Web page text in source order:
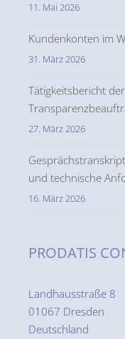
11. Mai 2026
Kundenkonten im
31. März 2026
Tätigkeitsbericht
27. März 2026
und technische
16. März 2026
PRODATIS
Landhausstraße 8
01067 Dresden
Deutschland